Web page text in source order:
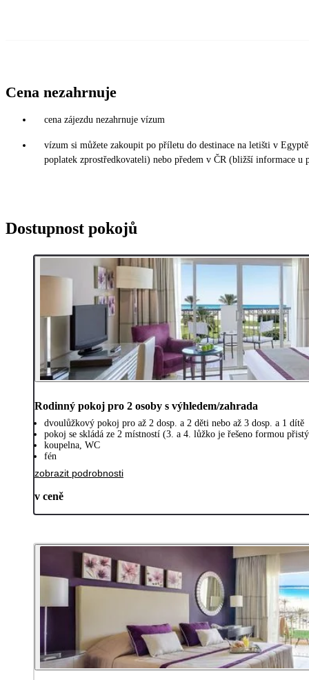
Cena nezahrnuje
cena zájezdu nezahrnuje vízum
vízum si můžete zakoupit po příletu do destinace na letišti v
poplatek zprostředkovateli) nebo předem v ČR (bližší informace u
Dostupnost pokojů
Rodinný pokoj pro 2 osoby s výhledem/zahrada
dvoulůžkový pokoj pro až 2 dosp. a 2 děti nebo až 3 dosp. a 1 dítě
pokoj se skládá ze 2 místností (3. a 4. lůžko je řešeno formou
koupelna, WC
fén
zobrazit podrobnosti
v ceně